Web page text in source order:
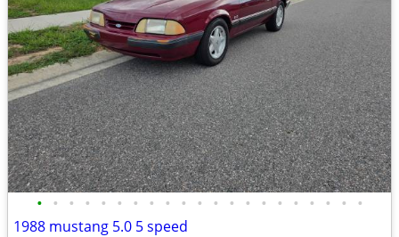
• • • • • • • • • • • • • • • • • • • • •
1988 mustang 5.0 5 speed